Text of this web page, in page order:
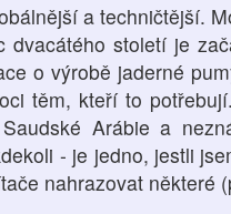
a techničtější.
dvacátého století je
o výrobě jaderné
těm, kteří to
Arábie a
- je jedno, jestli
nahrazovat některé